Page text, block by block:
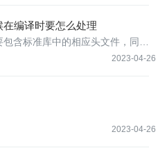
编译时要怎么处理
2023-04-26
含标准库中的相应头文件，同时
选项。如下所示：
2023-04-26